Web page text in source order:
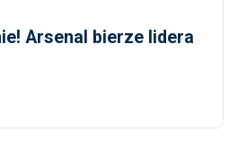
Arsenal bierze lidera